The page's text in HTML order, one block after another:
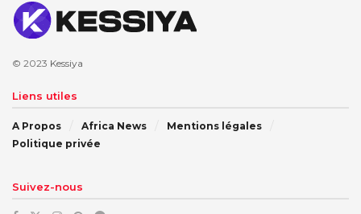
© 2023 Kessiya
Liens utiles
A Propos Africa News
Mentions légales
Politique privée
Suivez-nous